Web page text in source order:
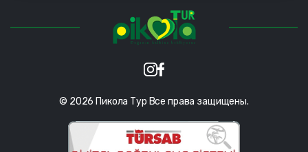
© 2026 Пикола Тур Все права защищены.